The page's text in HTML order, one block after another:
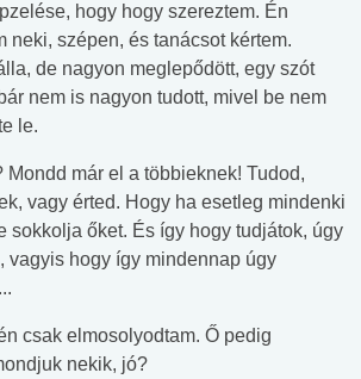
hogy hogy szereztem. Én
neki, szépen, és tanácsot kértem.
de nagyon meglepődött, egy szót
nem is nagyon tudott, mivel be nem
le.
Mondd már el a többieknek! Tudod,
vagy érted. Hogy ha esetleg mindenki
sokkolja őket. És így hogy tudjátok, úgy
vagyis hogy így mindennap úgy
csak elmosolyodtam. Ő pedig
nekik, jó?